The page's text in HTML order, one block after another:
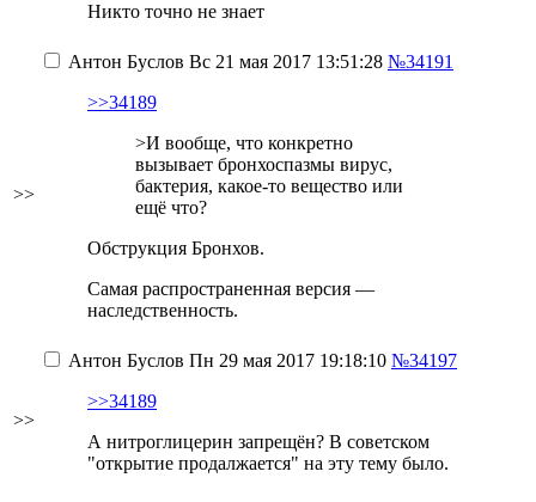
Никто точно не знает
>>
Антон Буслов Вс 21 мая 2017 13:51:28 №34191
>>34189
>И вообще, что конкретно
вызывает бронхоспазмы вирус,
бактерия, какое-то вещество или
ещё что?
Обструкция Бронхов.
Самая распространенная версия —
наследственность.
>>
Антон Буслов Пн 29 мая 2017 19:18:10 №34197
>>34189
А нитроглицерин запрещён? В советском
"открытие продалжается" на эту тему было.